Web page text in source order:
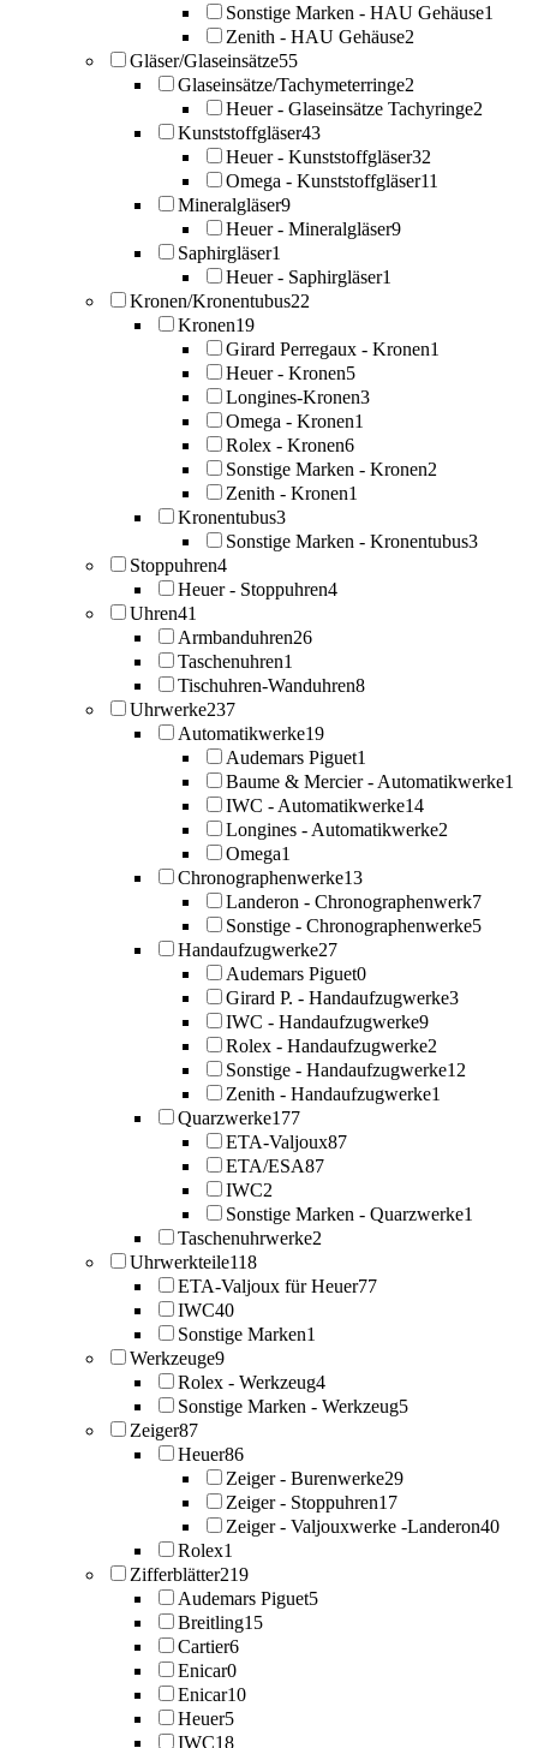
Sonstige Marken - HAU Gehäuse1
Zenith - HAU Gehäuse2
Gläser/Glaseinsätze55
Glaseinsätze/Tachymeterringe2
Heuer - Glaseinsätze Tachyringe2
Kunststoffgläser43
Heuer - Kunststoffgläser32
Omega - Kunststoffgläser11
Mineralgläser9
Heuer - Mineralgläser9
Saphirgläser1
Heuer - Saphirgläser1
Kronen/Kronentubus22
Kronen19
Girard Perregaux - Kronen1
Heuer - Kronen5
Longines-Kronen3
Omega - Kronen1
Rolex - Kronen6
Sonstige Marken - Kronen2
Zenith - Kronen1
Kronentubus3
Sonstige Marken - Kronentubus3
Stoppuhren4
Heuer - Stoppuhren4
Uhren41
Armbanduhren26
Taschenuhren1
Tischuhren-Wanduhren8
Uhrwerke237
Automatikwerke19
Audemars Piguet1
Baume & Mercier - Automatikwerke1
IWC - Automatikwerke14
Longines - Automatikwerke2
Omega1
Chronographenwerke13
Landeron - Chronographenwerk7
Sonstige - Chronographenwerke5
Handaufzugwerke27
Audemars Piguet0
Girard P. - Handaufzugwerke3
IWC - Handaufzugwerke9
Rolex - Handaufzugwerke2
Sonstige - Handaufzugwerke12
Zenith - Handaufzugwerke1
Quarzwerke177
ETA-Valjoux87
ETA/ESA87
IWC2
Sonstige Marken - Quarzwerke1
Taschenuhrwerke2
Uhrwerkteile118
ETA-Valjoux für Heuer77
IWC40
Sonstige Marken1
Werkzeuge9
Rolex - Werkzeug4
Sonstige Marken - Werkzeug5
Zeiger87
Heuer86
Zeiger - Burenwerke29
Zeiger - Stoppuhren17
Zeiger - Valjouxwerke -Landeron40
Rolex1
Zifferblätter219
Audemars Piguet5
Breitling15
Cartier6
Enicar0
Enicar10
Heuer5
IWC18